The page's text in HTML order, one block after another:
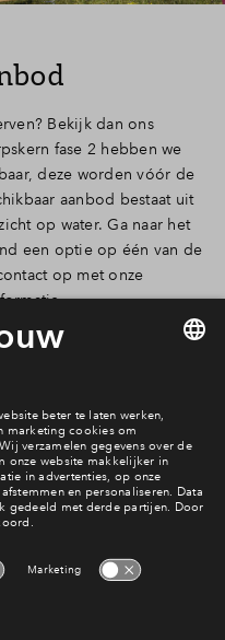
Bekijk dan ons
fase 2 hebben we
deze worden vóór de
aanbod bestaat uit
op water. Ga naar het
een optie op één van de
op met onze
snel aan
belangrijkste nieuws en